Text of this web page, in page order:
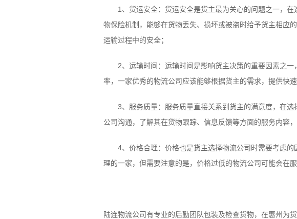
1、货运安全：货运安全是货主最为关心的问题之一，在
物保险机制，能够在货物丢失、损坏或被盗时给予货主相应
运输过程中的安全；
2、运输时间：运输时间是影响货主决策的重要因素之一
率，一家优秀的物流公司应该能够根据货主的需求，提供快
3、服务质量：服务质量直接关系到货主的满意度，在选
公司沟通，了解其在货物跟踪、信息反馈等方面的服务内容
4、价格合理：价格也是货主选择物流公司时需要考虑的
理的一家，但需要注意的是，价格过低的物流公司可能会在
陆连物流公司有专业的后勤团队包装及检查货物，在惠州为